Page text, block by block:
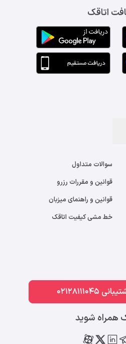
اتاقک
سوالات متداول
قوانین و مقررات رزرو
قوانین و راهنمای میزبان
خط مشی کیفیت اتاقک
همراه شوید